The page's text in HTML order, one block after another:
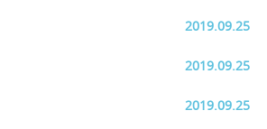
2019.09.25
2019.09.25
2019.09.25